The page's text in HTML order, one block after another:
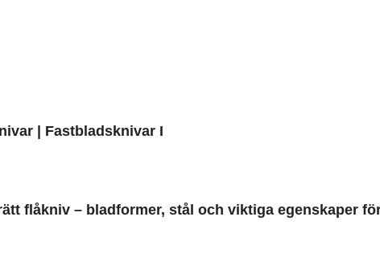
| Fastbladsknivar I
flåkniv – bladformer, stål och viktiga egenskaper